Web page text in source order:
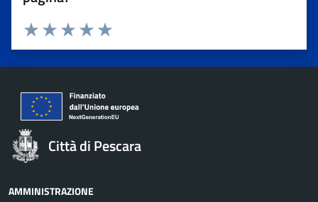
Valuta 5 stelle su 5
Valuta 4 stelle su 5
Valuta 3 stelle su 5
Valuta 2 stelle su 5
Valuta 1 stelle su 5
Città di Pescara
AMMINISTRAZIONE